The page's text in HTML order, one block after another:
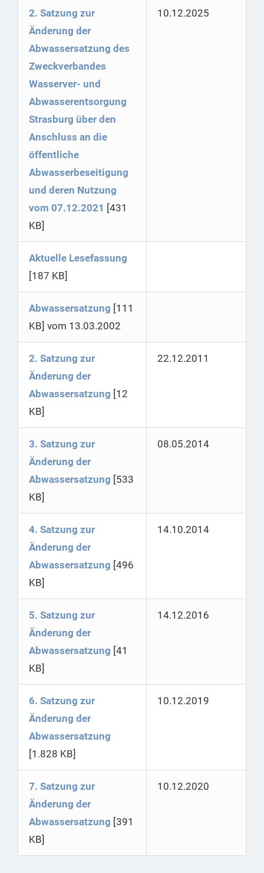
2. Satzung zur
Änderung der
Abwassersatzung des
Zweckverbandes
Wasserver- und
Abwasserentsorgung
Strasburg über den
Anschluss an die
öffentliche
Abwasserbeseitigung
und deren Nutzung
vom 07.12.2021 [431
KB]
10.12.2025
Aktuelle Lesefassung
[187 KB]
Abwassersatzung [111
KB] vom 13.03.2002
2. Satzung zur
Änderung der
Abwassersatzung [12
KB]
22.12.2011
3. Satzung zur
Änderung der
Abwassersatzung [533
KB]
08.05.2014
4. Satzung zur
Änderung der
Abwassersatzung [496
KB]
14.10.2014
5. Satzung zur
Änderung der
Abwassersatzung [41
KB]
14.12.2016
6. Satzung zur
Änderung der
Abwassersatzung
[1.828 KB]
10.12.2019
7. Satzung zur
Änderung der
Abwassersatzung [391
KB]
10.12.2020